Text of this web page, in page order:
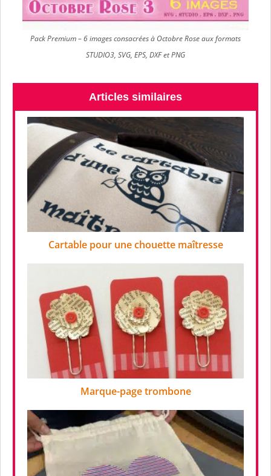
Pack Premium – 6 images consacrées à Octobre Rose aux formats
STUDIO3, SVG, EPS, DXF et PNG
Articles similaires
Cartable pour une chouette maîtresse
Marque-page trombone